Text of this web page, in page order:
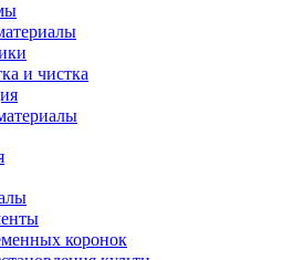
и чистка
коронок